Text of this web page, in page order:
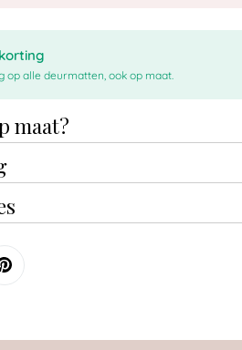
op alle deurmatten, ook op maat.
maat?